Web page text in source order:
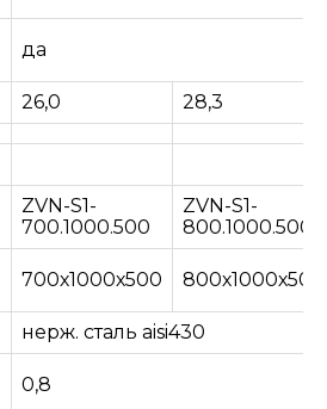
да
26,0 28,3
ZVN-S1-
700.1000.500
ZVN-S1-
800.1000.500
700х1000х500 800х1000х500
нерж. сталь aisi430
0,8